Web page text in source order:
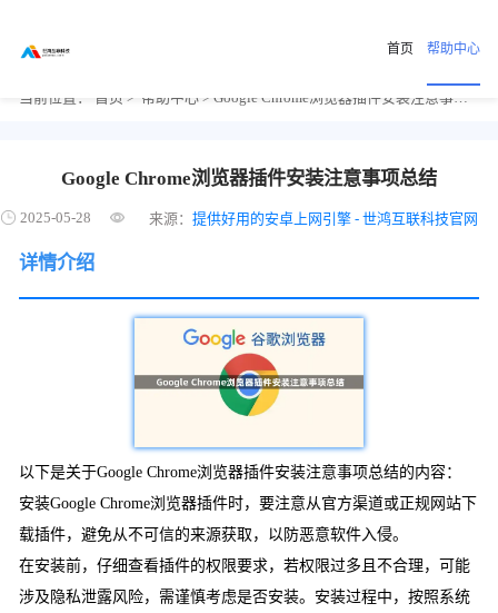
首页 帮助中心
当前位置： 首页 > 帮助中心 > Google Chrome浏览器插件安装注意事项总结
Google Chrome浏览器插件安装注意事项总结
2025-05-28 来源： 提供好用的安卓上网引擎 - 世鸿互联科技官网
详情介绍
以下是关于Google Chrome浏览器插件安装注意事项总结的内容：
安装Google Chrome浏览器插件时，要注意从官方渠道或正规网站下
载插件，避免从不可信的来源获取，以防恶意软件入侵。
在安装前，仔细查看插件的权限要求，若权限过多且不合理，可能
涉及隐私泄露风险，需谨慎考虑是否安装。安装过程中，按照系统